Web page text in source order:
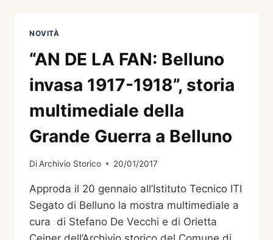
NOVITÀ
“AN DE LA FAN: Belluno
invasa 1917-1918”, storia
multimediale della
Grande Guerra a Belluno
DiArchivio Storico 20/01/2017
Approda il 20 gennaio all’Istituto Tecnico ITI
Segato di Belluno la mostra multimediale a
cura di Stefano De Vecchi e di Orietta